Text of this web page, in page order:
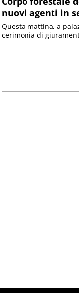
nuovi agenti in
Questa mattina, a
cerimonia di